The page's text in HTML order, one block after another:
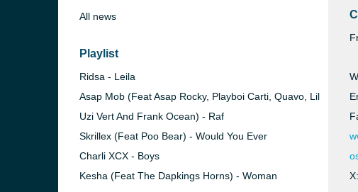
All news
Playlist
Ridsa - Leila
Asap Mob (Feat Asap Rocky, Playboi Carti, Quavo, Lil
Uzi Vert And Frank Ocean) - Raf
Skrillex (Feat Poo Bear) - Would You Ever
Charli XCX - Boys
Kesha (Feat The Dapkings Horns) - Woman
X: